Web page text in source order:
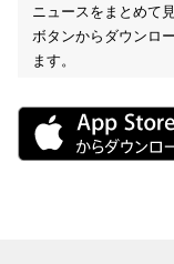
ニュースをまとめて
ボタンからダウンロ
ます。